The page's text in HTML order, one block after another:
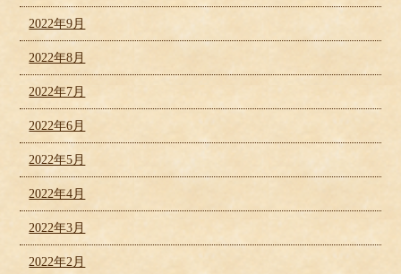
2022年9月
2022年8月
2022年7月
2022年6月
2022年5月
2022年4月
2022年3月
2022年2月